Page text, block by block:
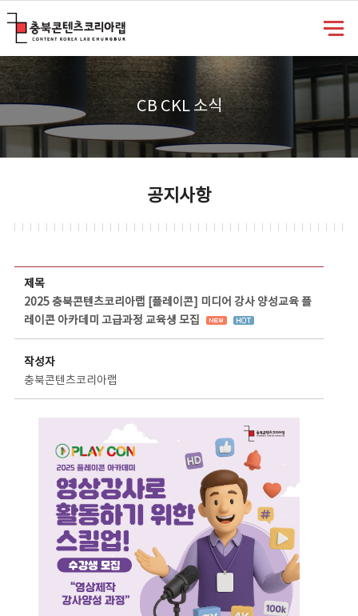
CB CKL 소식
공지사항
제목
2025 충북콘텐츠코리아랩 [플레이콘] 미디어 강사 양성교육 플
레이콘 아카데미 고급과정 교육생 모집
작성자
충북콘텐츠코리아랩